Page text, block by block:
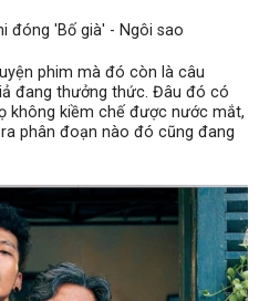
phim mà đó còn là câu
đang thưởng thức. Đâu đó có
không kiềm chế được nước mắt,
phân đoạn nào đó cũng đang